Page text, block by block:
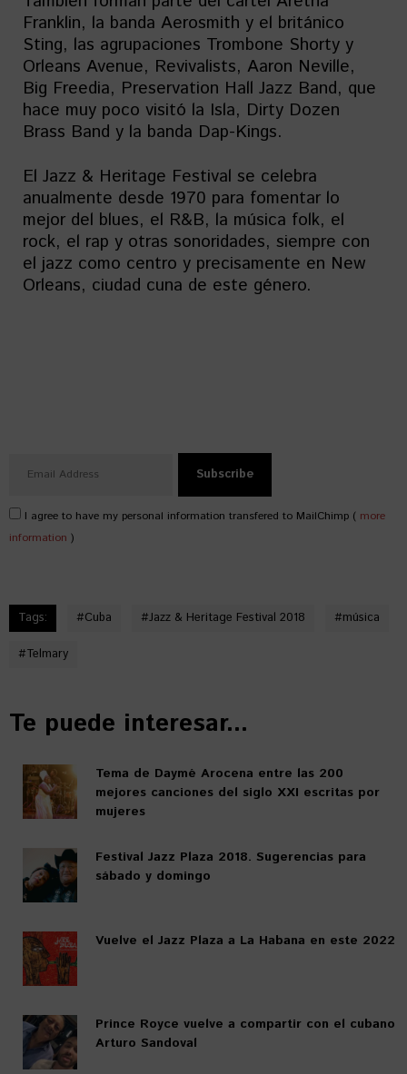
Franklin, la banda Aerosmith y el británico
Sting, las agrupaciones Trombone Shorty y
Orleans Avenue, Revivalists, Aaron Neville,
Big Freedia, Preservation Hall Jazz Band, que
hace muy poco visitó la Isla, Dirty Dozen
Brass Band y la banda Dap-Kings.
El Jazz & Heritage Festival se celebra
anualmente desde 1970 para fomentar lo
mejor del blues, el R&B, la música folk, el
rock, el rap y otras sonoridades, siempre con
el jazz como centro y precisamente en New
Orleans, ciudad cuna de este género.
I agree to have my personal information transfered to MailChimp ( more
information )
Tags: #Cuba #Jazz & Heritage Festival 2018 #música
#Telmary
Te puede interesar...
Tema de Daymé Arocena entre las 200
mejores canciones del siglo XXI escritas por
mujeres
Festival Jazz Plaza 2018. Sugerencias para
sábado y domingo
Vuelve el Jazz Plaza a La Habana en este 2022
Prince Royce vuelve a compartir con el cubano
Arturo Sandoval